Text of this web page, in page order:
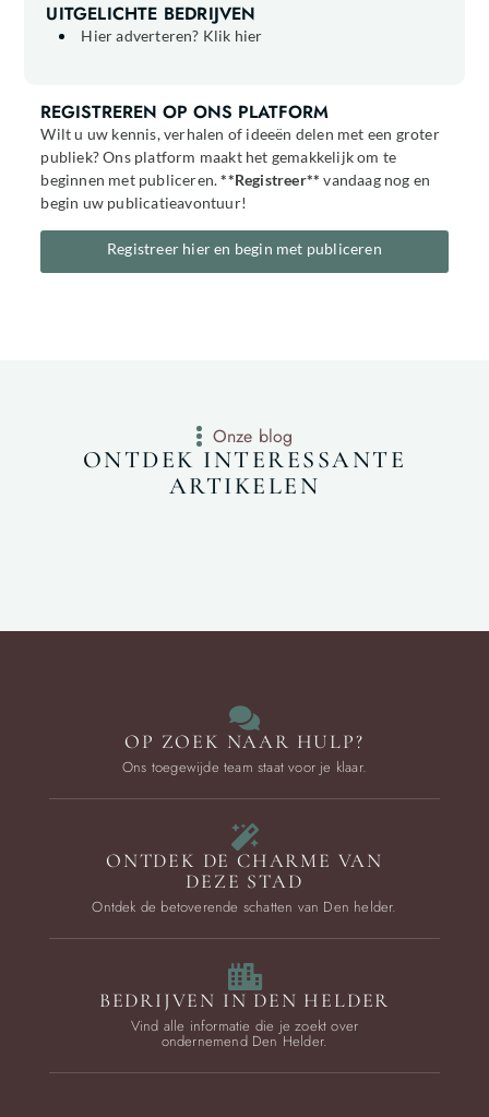
UITGELICHTE BEDRIJVEN
Hier adverteren? Klik hier
REGISTREREN OP ONS PLATFORM
Wilt u uw kennis, verhalen of ideeën delen met een groter
publiek? Ons platform maakt het gemakkelijk om te
beginnen met publiceren.**Registreer** vandaag nog en
begin uw publicatieavontuur!
Registreer hier en begin met publiceren
Onze blog
ONTDEK INTERESSANTE
ARTIKELEN
OP ZOEK NAAR HULP?
Ons toegewijde team staat voor je klaar.
ONTDEK DE CHARME VAN
DEZE STAD
Ontdek de betoverende schatten van Den helder.
BEDRIJVEN IN DEN HELDER
Vind alle informatie die je zoekt over
ondernemend Den Helder.